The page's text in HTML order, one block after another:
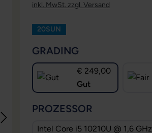
inkl. MwSt. zzgl. Versand
20SUN
GRADING
€ 249,00
Gut
PROZESSOR
Intel Core i5 10210U @ 1,6 GHz